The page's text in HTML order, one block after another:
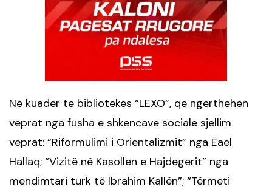
Në kuadër të bibliotekës “LEXO”, që ngërthehen
veprat nga fusha e shkencave sociale sjellim
veprat: “Riformulimi i Orientalizmit” nga Ëael
Hallaq; “Vizitë në Kasollen e Hajdegerit” nga
mendimtari turk të Ibrahim Kallën”; “Tërmeti